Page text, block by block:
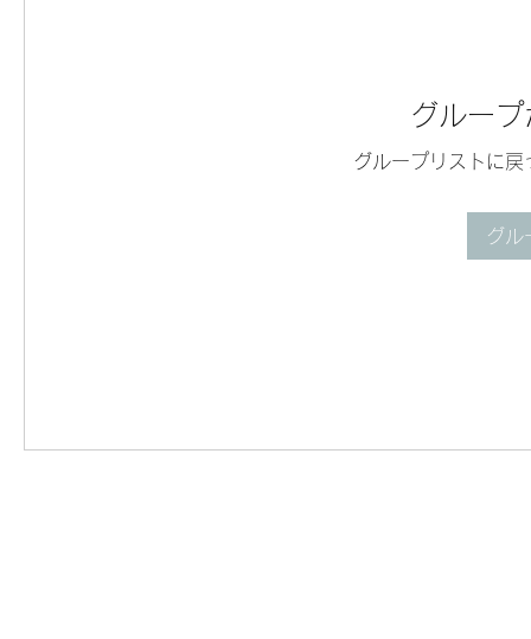
グルー
グループリストに
グル